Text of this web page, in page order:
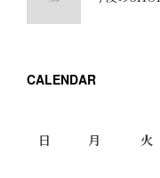
CALENDAR
日
月 火